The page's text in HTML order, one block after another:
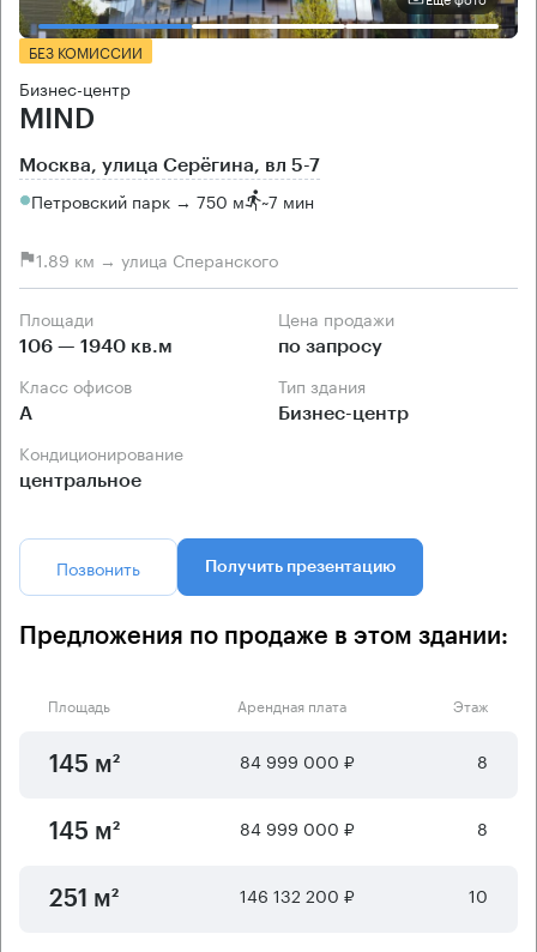
БЕЗ КОМИССИИ
Бизнес-центр
MIND
Москва, улица Серёгина, вл 5-7
Петровский парк → 750 м ~7 мин
1.89 км → улица Сперанского
Площади
106 — 1940 кв.м
Цена продажи
по запросу
Класс офисов
А
Тип здания
Бизнес-центр
Кондиционирование
центральное
Позвонить Получить презентацию
Предложения по продаже в этом здании:
Площадь Арендная плата Этаж
145 м² 84 999 000 ₽ 8
145 м² 84 999 000 ₽ 8
251 м² 146 132 200 ₽ 10